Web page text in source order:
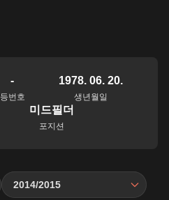
-
등번호
1978. 06. 20.
생년월일
미드필더
포지션
2014/2015